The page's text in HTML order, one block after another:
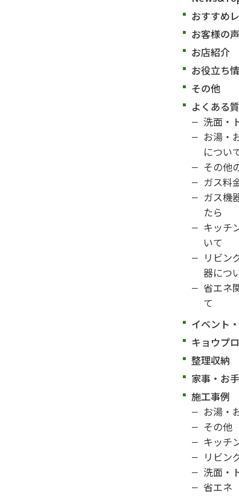
おすすめ
お客様の声
お店紹介
お役立ち
その他
よくある
洗面・
お湯・
につい
その他
ガス料
ガス機
たら
キッチ
いて
リビン
器につ
省エネ
て
イベント
キョウプ
整理収納
家事・お
施工事例
お湯・
その他
キッチ
リビン
洗面・
省エネ